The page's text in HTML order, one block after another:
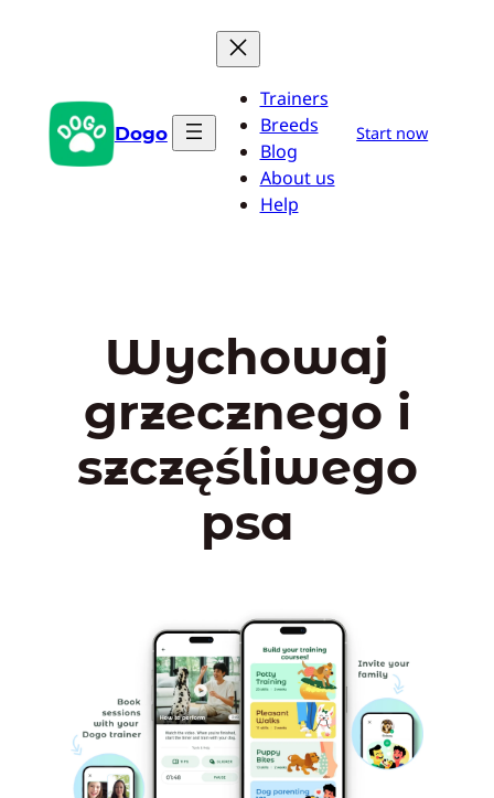
Dogo
Trainers
Breeds
Blog
About us
Help
Start now
Wychowaj
grzecznego i
szczęśliwego
psa